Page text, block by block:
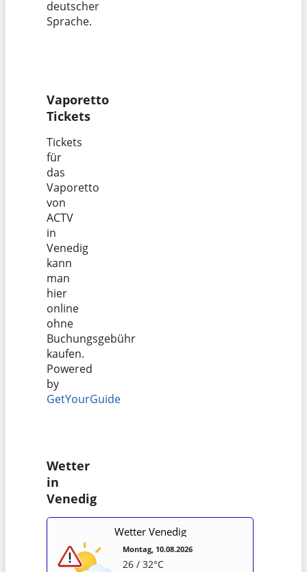
deutscher
Sprache.
Vaporetto
Tickets
Tickets
für
das
Vaporetto
von
ACTV
in
Venedig
kann
man
hier
online
ohne
Buchungsgebühr
kaufen.
Powered
by
GetYourGuide
Wetter
in
Venedig
Wetter Venedig
Montag, 10.08.2026
26 / 32°C